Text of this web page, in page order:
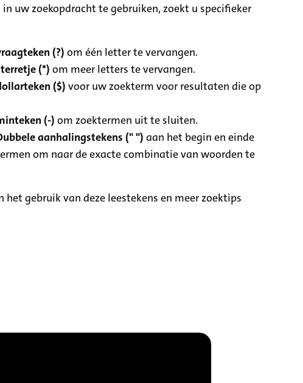
in uw zoekopdracht te gebruiken, zoekt u specifieker
(?) om één letter te vervangen.
(*) om meer letters te vervangen.
($) voor uw zoekterm voor resultaten die op
(-) om zoektermen uit te sluiten.
aanhalingstekens (" ") aan het begin en einde
om naar de exacte combinatie van woorden te
het gebruik van deze leestekens en meer zoektips